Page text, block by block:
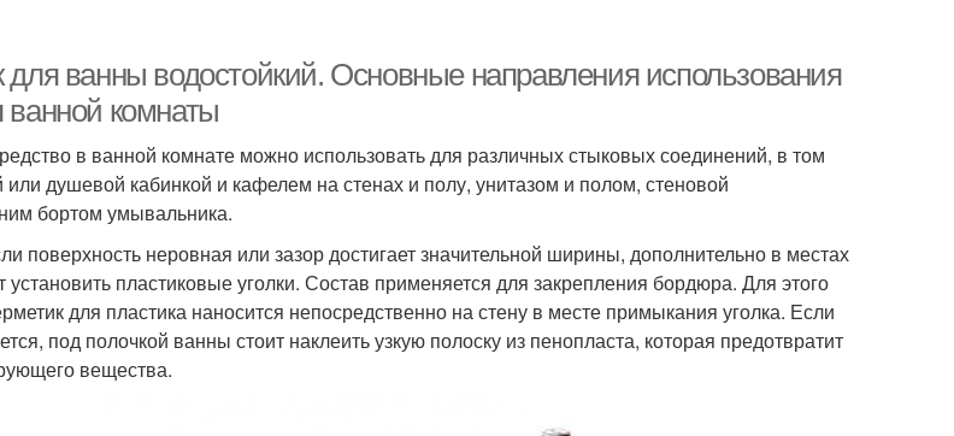
для ванны водостойкий. Основные направления использования
ванной комнаты
в ванной комнате можно использовать для различных стыковых соединений, в том
душевой кабинкой и кафелем на стенах и полу, унитазом и полом, стеновой
бортом умывальника.
поверхность неровная или зазор достигает значительной ширины, дополнительно в местах
пластиковые уголки. Состав применяется для закрепления бордюра. Для этого
для пластика наносится непосредственно на стену в месте примыкания уголка. Если
под полочкой ванны стоит наклеить узкую полоску из пенопласта, которая предотвратит
вещества.